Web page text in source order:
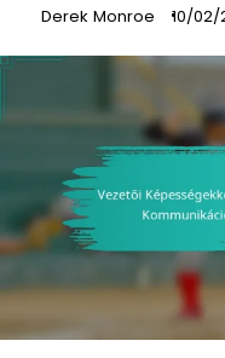
Derek Monroe 10/02/